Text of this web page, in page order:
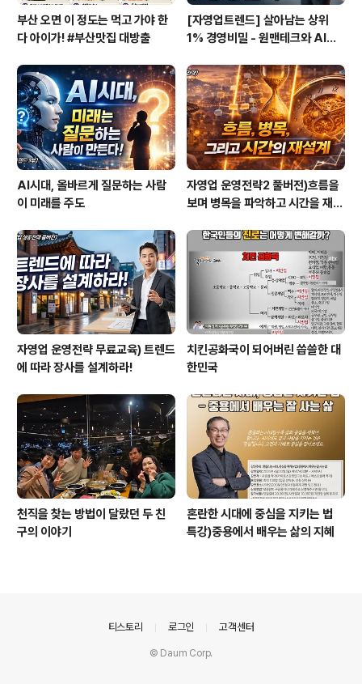
부산 오면 이 정도는 먹고 가야 한
다 아이가! #부산맛집 대방출
[자영업트렌드] 살아남는 상위
1% 경영비밀 - 원맨테크와 AI경
AI시대, 올바르게 질문하는 사람
이 미래를 주도
자영업 운영전략2 풀버전)흐름을
보며 병목을 파악하고 시간을 재설
자영업 운영전략 무료교육) 트렌드
에 따라 장사를 설계하라!
치킨공화국이 되어버린 씁쓸한 대
한민국
천직을 찾는 방법이 달랐던 두 친
구의 이야기
혼란한 시대에 중심을 지키는 법
특강)중용에서 배우는 삶의 지혜
티스토리 로그인 고객센터
© Daum Corp.